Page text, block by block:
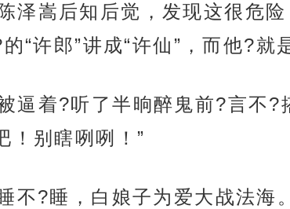
泽嵩后知后觉，发现这很危
“许郎”讲成“许仙”，而他?就
逼着?听了半晌醉鬼前?言不
！别瞎咧咧！”
不?睡，白娘子为爱大战法海